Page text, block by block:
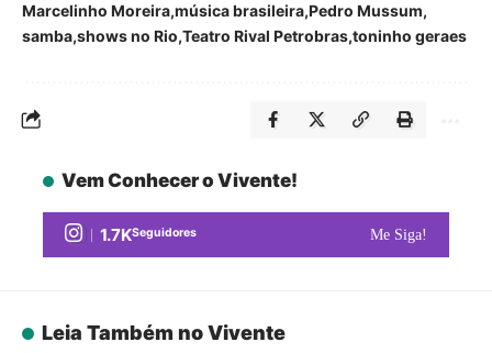
Marcelinho Moreira música brasileira Pedro Mussum
samba shows no Rio Teatro Rival Petrobras toninho geraes
Vem Conhecer o Vivente!
1.7KSeguidores Me Siga!
Leia Também no Vivente